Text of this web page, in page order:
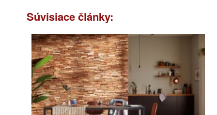
Súvisiace články: